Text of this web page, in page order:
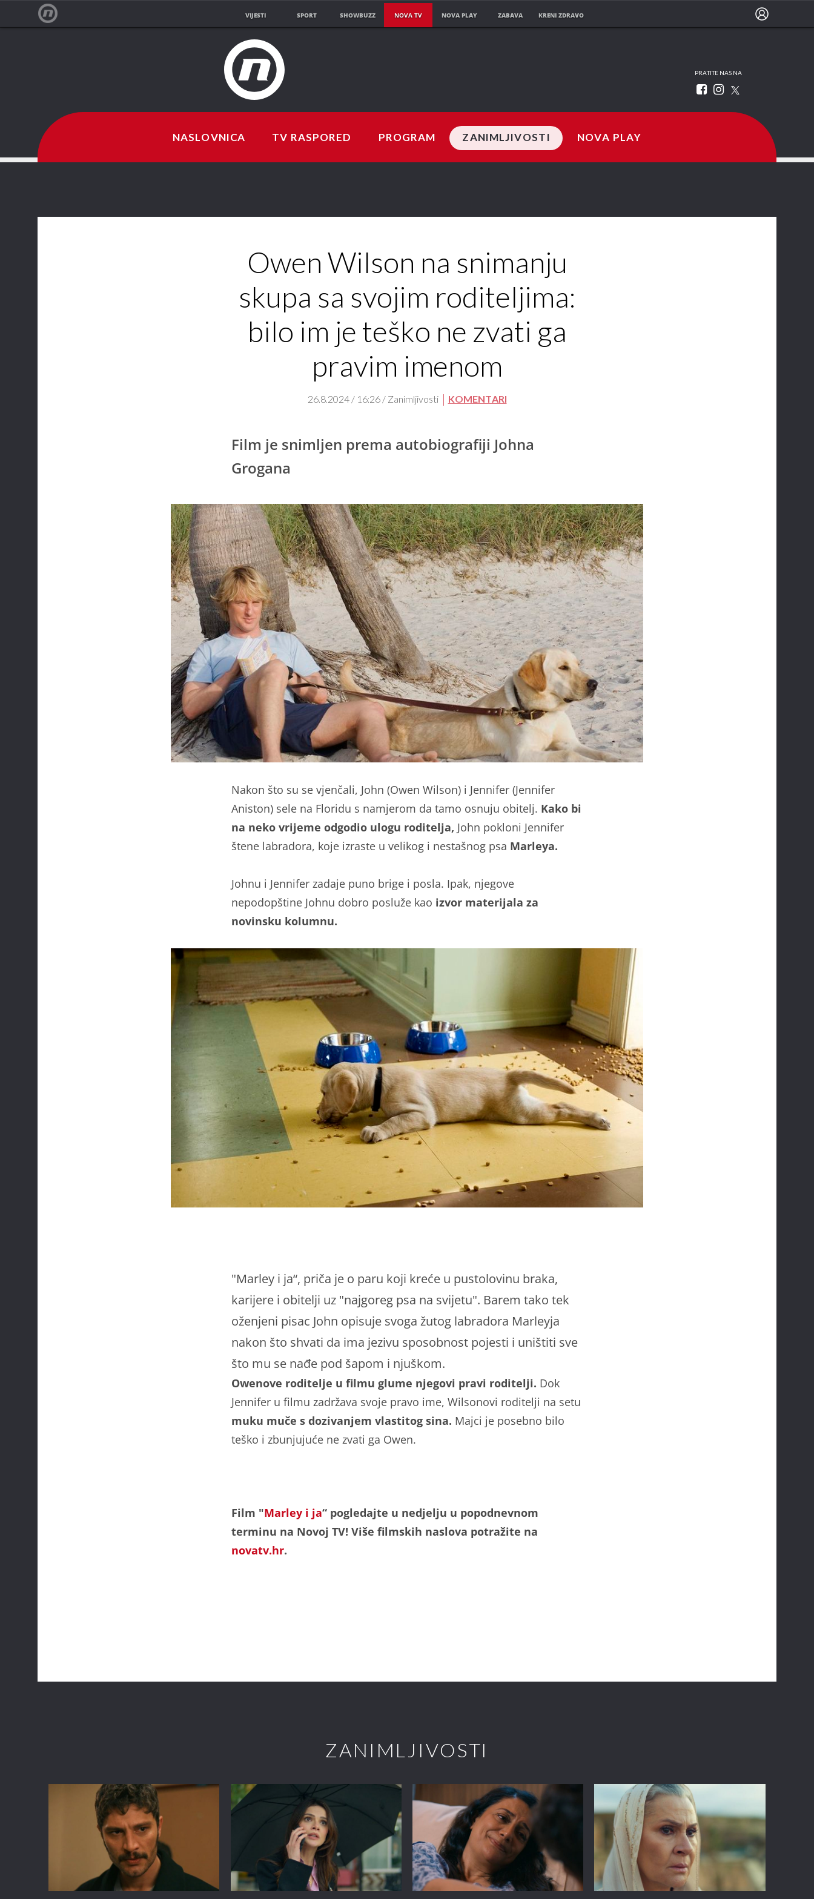
VIJESTI SPORT SHOWBUZZ NOVA TV NOVA PLAY ZABAVA KRENI ZDRAVO
PRATITE NAS NA
NASLOVNICA TV RASPORED PROGRAM ZANIMLJIVOSTI NOVA PLAY
Owen Wilson na snimanju
skupa sa svojim roditeljima:
bilo im je teško ne zvati ga
pravim imenom
26.8.2024 / 16:26 / Zanimljivosti KOMENTARI
Film je snimljen prema autobiografiji Johna
Grogana
Nakon što su se vjenčali, John (Owen Wilson) i Jennifer (Jennifer
Aniston) sele na Floridu s namjerom da tamo osnuju obitelj. Kako bi
na neko vrijeme odgodio ulogu roditelja, John pokloni Jennifer
štene labradora, koje izraste u velikog i nestašnog psa Marleya.
Johnu i Jennifer zadaje puno brige i posla. Ipak, njegove
nepodopštine Johnu dobro posluže kao izvor materijala za
novinsku kolumnu.
"Marley i ja“, priča je o paru koji kreće u pustolovinu braka,
karijere i obitelji uz "najgoreg psa na svijetu". Barem tako tek
oženjeni pisac John opisuje svoga žutog labradora Marleyja
nakon što shvati da ima jezivu sposobnost pojesti i uništiti sve
što mu se nađe pod šapom i njuškom.
Owenove roditelje u filmu glume njegovi pravi roditelji. Dok
Jennifer u filmu zadržava svoje pravo ime, Wilsonovi roditelji na setu
muku muče s dozivanjem vlastitog sina. Majci je posebno bilo
teško i zbunjujuće ne zvati ga Owen.
Film "Marley i ja“ pogledajte u nedjelju u popodnevnom
terminu na Novoj TV! Više filmskih naslova potražite na
novatv.hr.
ZANIMLJIVOSTI